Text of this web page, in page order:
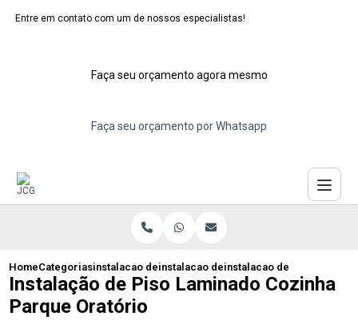
Entre em contato com um de nossos especialistas!
Faça seu orçamento agora mesmo
Faça seu orçamento por Whatsapp
HomeCategoriasinstalacao de pisos laminados
instalacao de piso de madeira laminado
instalacao de piso
Instalação de Piso Laminado Cozinha
Parque Oratório